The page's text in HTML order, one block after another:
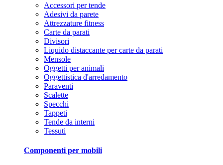
Accessori per tende
Adesivi da parete
Attrezzature fitness
Carte da parati
Divisori
Liquido distaccante per carte da parati
Mensole
Oggetti per animali
Oggettistica d'arredamento
Paraventi
Scalette
Specchi
Tappeti
Tende da interni
Tessuti
Componenti per mobili